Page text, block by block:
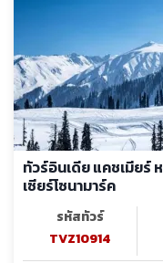
ทัวร์อินเดีย แคชเมียร์
เซียร์โซนามาร์ค
รหัสทัวร์
TVZ10914